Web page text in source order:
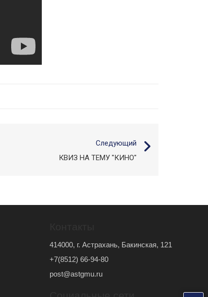
Следующий
КВИЗ НА ТЕМУ "КИНО"
414000, г. Астрахань, Бакинская, 121
+7(8512) 66-94-80
post@astgmu.ru